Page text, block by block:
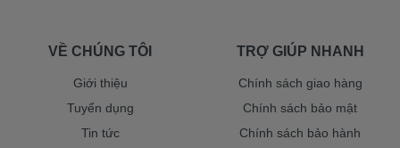
VỀ CHÚNG TÔI
Giới thiệu
Tuyển dụng
Tin tức
TRỢ GIÚP NHANH
Chính sách giao hàng
Chính sách bảo mật
Chính sách bảo hành